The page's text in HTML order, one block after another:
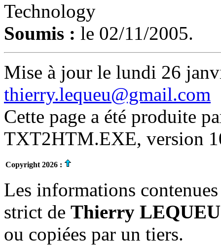
Technology
Soumis : le 02/11/2005.
Mise à jour le lundi 26
thierry.lequeu@gmail.com
Cette page a été produite
TXT2HTM.EXE, version
Copyright 2026 :
Les informations
strict de Thierry LEQUEU
ou copiées par un tiers.